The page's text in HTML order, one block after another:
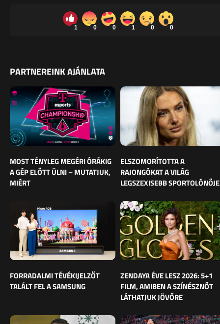
1 0 0 1 0 0
PARTNEREINK AJÁNLATA
MOST TÉNYLEG MEGÉRI ÓRÁKIG
A GÉP ELŐTT ÜLNI – MUTATJUK,
MIÉRT
ELSZOMORÍTOTTA A
RAJONGÓKAT A VILÁG
LEGSZEXISEBB SPORTOLÓNŐJE
FORRADALMI TÉVÉKIJELZŐT
TALÁLT FEL A SAMSUNG
ZENDAYA ÉVE LESZ 2026: 5+1
FILM, AMIBEN A SZÍNÉSZNŐT
LÁTHATJUK JÖVŐRE